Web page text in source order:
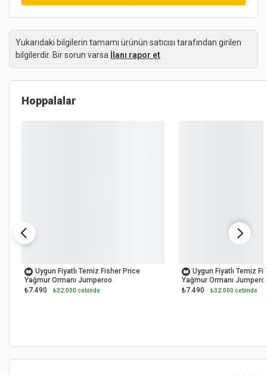
Yukarıdaki bilgilerin tamamı ürünün satıcısı tarafından girilen
bilgilerdir. Bir sorun varsa İlanı rapor et
Hoppalalar
Uygun Fiyatlı Temiz Fisher Price
Yağmur Ormanı Jumperoo
₺7.490
₺32.000 cebinde
Uygun Fiyatlı Temiz
Yağmur Ormanı
₺7.490
₺32.000 cebinde